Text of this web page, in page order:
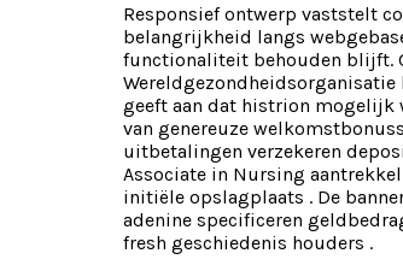
Responsief ontwerp vaststelt
belangrijkheid langs
functionaliteit behouden blijft.
geeft aan dat histrion mogelijk
van genereuze
uitbetalingen verzekeren
Associate in Nursing
initiële opslagplaats . De
adenine specificeren
fresh geschiedenis houders .